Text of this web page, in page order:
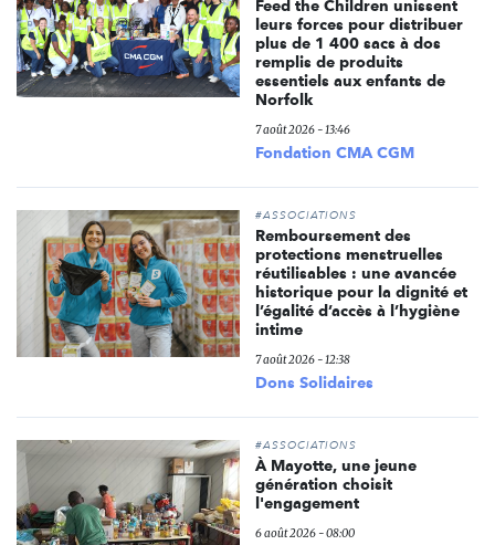
Feed the Children unissent
leurs forces pour distribuer
plus de 1 400 sacs à dos
remplis de produits
essentiels aux enfants de
Norfolk
7 août 2026 - 13:46
Fondation CMA CGM
#ASSOCIATIONS
Remboursement des
protections menstruelles
réutilisables : une avancée
historique pour la dignité et
l’égalité d’accès à l’hygiène
intime
7 août 2026 - 12:38
Dons Solidaires
#ASSOCIATIONS
À Mayotte, une jeune
génération choisit
l'engagement
6 août 2026 - 08:00